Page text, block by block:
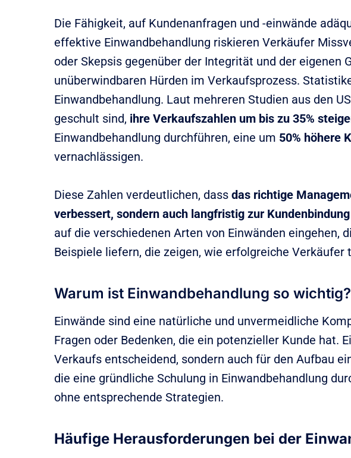
Die Fähigkeit, auf Kundenanfragen und -einwände
effektive Einwandbehandlung riskieren Verkäufer
oder Skepsis gegenüber der Integrität und der eigenen
unüberwindbaren Hürden im Verkaufsprozess.
Einwandbehandlung. Laut mehreren Studien aus den
geschult sind, ihre Verkaufszahlen um bis zu 35%
Einwandbehandlung durchführen, eine um 50% höhere
vernachlässigen.
Diese Zahlen verdeutlichen, dass das richtige
verbessert, sondern auch langfristig zur
auf die verschiedenen Arten von Einwänden eingehen,
Beispiele liefern, die zeigen, wie erfolgreiche
Warum ist Einwandbehandlung so wichtig?
Einwände sind eine natürliche und unvermeidliche
Fragen oder Bedenken, die ein potenzieller Kunde hat.
Verkaufs entscheidend, sondern auch für den Aufbau
die eine gründliche Schulung in Einwandbehandlung
ohne entsprechende Strategien.
Häufige Herausforderungen bei der